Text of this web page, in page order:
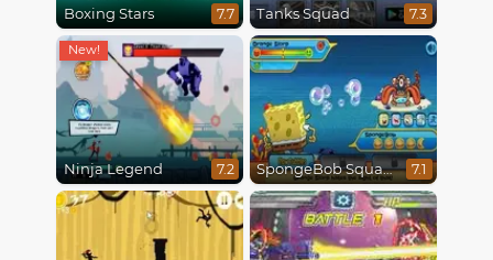
Boxing Stars 7.7 Tanks Squad 7.3
Ninja Legend 7.2 SpongeBob SquarePants : Monster Island Adventures 7.1